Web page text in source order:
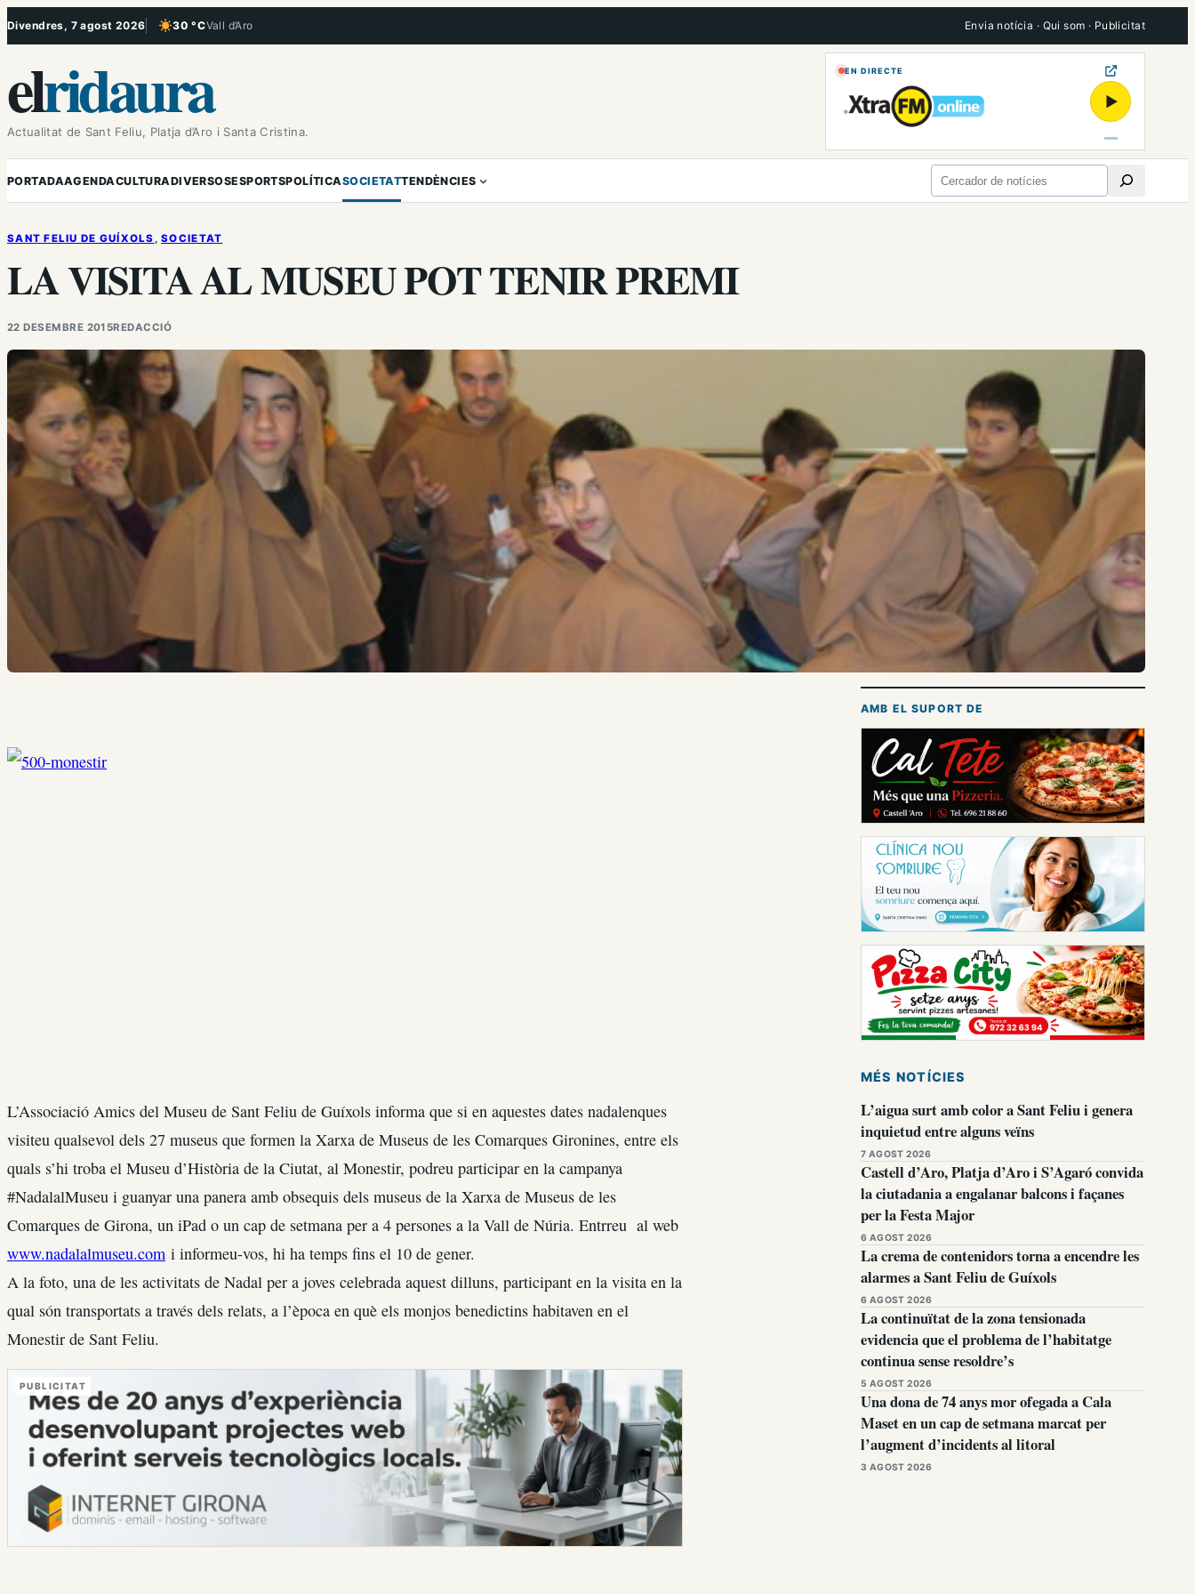
Vés
Divendres, 7 agost 2026 30 °CVall d’Aro
, Cel serè Envia notícia · Qui som · Publicitat
elridaura
Actualitat de Sant Feliu, Platja d’Aro i Santa Cristina.
EN DIRECTE
▶
PORTADAAGENDACULTURADIVERSOSESPORTSPOLÍTICASOCIETATTENDÈNCIES Cerca
SANT FELIU DE GUÍXOLS , SOCIETAT
LA VISITA AL MUSEU POT TENIR PREMI
22 DESEMBRE 2015REDACCIÓ
L’Associació Amics del Museu de Sant Feliu de Guíxols informa que si en aquestes dates nadalenques
visiteu qualsevol dels 27 museus que formen la Xarxa de Museus de les Comarques Gironines, entre els
quals s’hi troba el Museu d’Història de la Ciutat, al Monestir, podreu participar en la campanya
#NadalalMuseu i guanyar una panera amb obsequis dels museus de la Xarxa de Museus de les
Comarques de Girona, un iPad o un cap de setmana per a 4 persones a la Vall de Núria. Entrreu al web
www.nadalalmuseu.com i informeu-vos, hi ha temps fins el 10 de gener.
A la foto, una de les activitats de Nadal per a joves celebrada aquest dilluns, participant en la visita en la
qual són transportats a través dels relats, a l’època en què els monjos benedictins habitaven en el
Monestir de Sant Feliu.
PUBLICITAT
AMB EL SUPORT DE
MÉS NOTÍCIES
L’aigua surt amb color a Sant Feliu i genera
inquietud entre alguns veïns
7 AGOST 2026
Castell d’Aro, Platja d’Aro i S’Agaró convida
la ciutadania a engalanar balcons i façanes
per la Festa Major
6 AGOST 2026
La crema de contenidors torna a encendre les
alarmes a Sant Feliu de Guíxols
6 AGOST 2026
La continuïtat de la zona tensionada
evidencia que el problema de l’habitatge
continua sense resoldre’s
5 AGOST 2026
Una dona de 74 anys mor ofegada a Cala
Maset en un cap de setmana marcat per
l’augment d’incidents al litoral
3 AGOST 2026